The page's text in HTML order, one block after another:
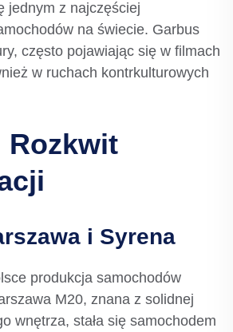
jednym z najczęściej
na świecie. Garbus
często pojawiając się w filmach
w ruchach kontrkulturowych
Rozkwit
i Syrena
produkcja samochodów
M20, znana z solidnej
wnętrza, stała się samochodem